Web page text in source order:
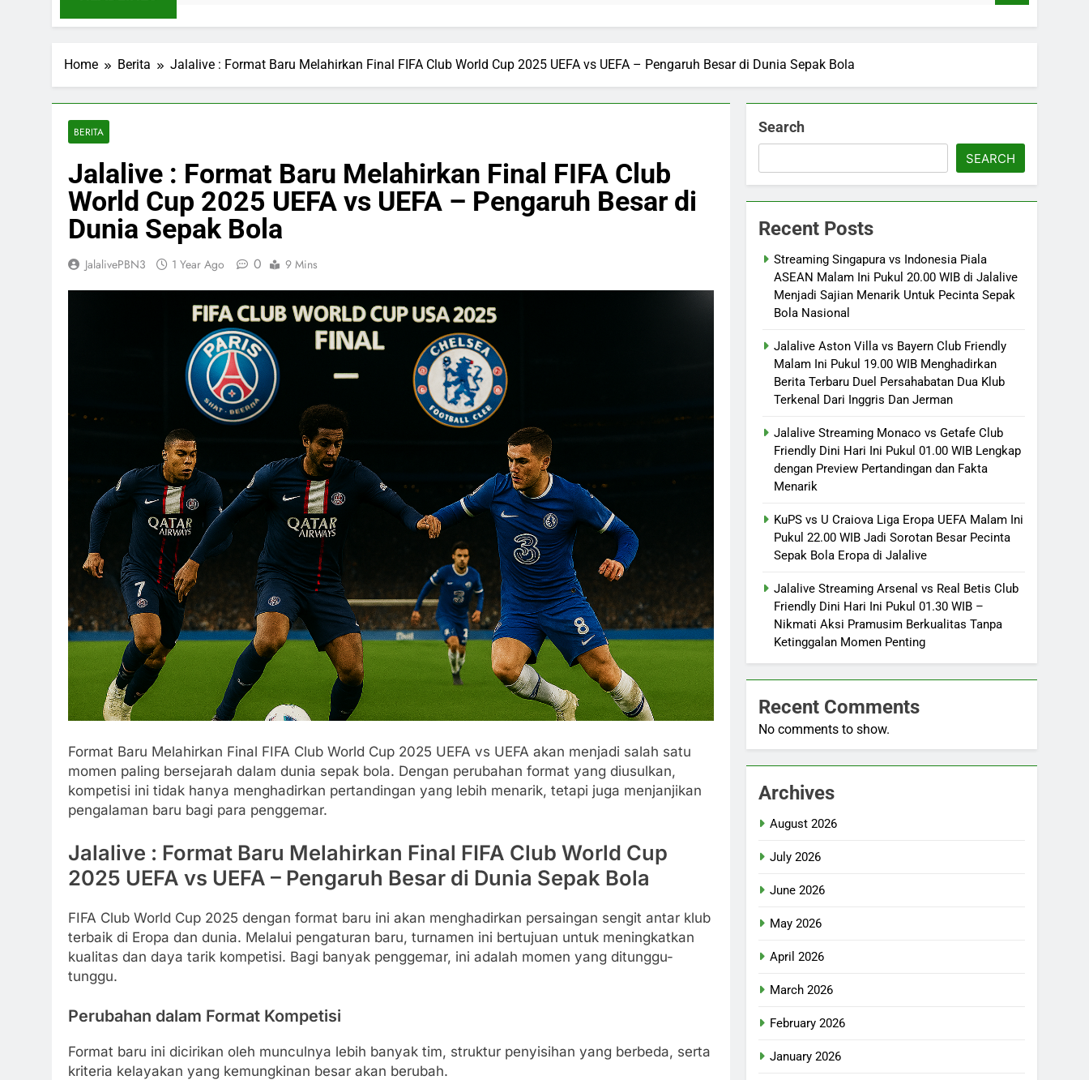
Home Berita Jalalive : Format Baru Melahirkan Final FIFA Club World Cup 2025 UEFA vs UEFA – Pengaruh Besar di Dunia Sepak Bola
BERITA
Jalalive : Format Baru Melahirkan Final FIFA Club
World Cup 2025 UEFA vs UEFA – Pengaruh Besar di
Dunia Sepak Bola
JalalivePBN3 1 Year Ago 0 9 Mins
Format Baru Melahirkan Final FIFA Club World Cup 2025 UEFA vs UEFA akan menjadi salah satu
momen paling bersejarah dalam dunia sepak bola. Dengan perubahan format yang diusulkan,
kompetisi ini tidak hanya menghadirkan pertandingan yang lebih menarik, tetapi juga menjanjikan
pengalaman baru bagi para penggemar.
Jalalive : Format Baru Melahirkan Final FIFA Club World Cup
2025 UEFA vs UEFA – Pengaruh Besar di Dunia Sepak Bola
FIFA Club World Cup 2025 dengan format baru ini akan menghadirkan persaingan sengit antar klub
terbaik di Eropa dan dunia. Melalui pengaturan baru, turnamen ini bertujuan untuk meningkatkan
kualitas dan daya tarik kompetisi. Bagi banyak penggemar, ini adalah momen yang ditunggu-
tunggu.
Perubahan dalam Format Kompetisi
Format baru ini dicirikan oleh munculnya lebih banyak tim, struktur penyisihan yang berbeda, serta
kriteria kelayakan yang kemungkinan besar akan berubah.
Search
SEARCH
Recent Posts
Streaming Singapura vs Indonesia Piala
ASEAN Malam Ini Pukul 20.00 WIB di Jalalive
Menjadi Sajian Menarik Untuk Pecinta Sepak
Bola Nasional
Jalalive Aston Villa vs Bayern Club Friendly
Malam Ini Pukul 19.00 WIB Menghadirkan
Berita Terbaru Duel Persahabatan Dua Klub
Terkenal Dari Inggris Dan Jerman
Jalalive Streaming Monaco vs Getafe Club
Friendly Dini Hari Ini Pukul 01.00 WIB Lengkap
dengan Preview Pertandingan dan Fakta
Menarik
KuPS vs U Craiova Liga Eropa UEFA Malam Ini
Pukul 22.00 WIB Jadi Sorotan Besar Pecinta
Sepak Bola Eropa di Jalalive
Jalalive Streaming Arsenal vs Real Betis Club
Friendly Dini Hari Ini Pukul 01.30 WIB –
Nikmati Aksi Pramusim Berkualitas Tanpa
Ketinggalan Momen Penting
Recent Comments
No comments to show.
Archives
August 2026
July 2026
June 2026
May 2026
April 2026
March 2026
February 2026
January 2026